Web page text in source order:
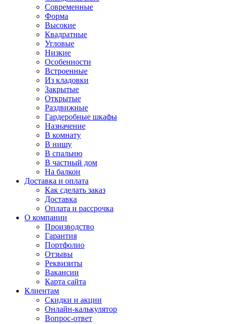
Современные
Форма
Высокие
Квадратные
Угловые
Низкие
Особенности
Встроенные
Из кладовки
Закрытые
Открытые
Раздвижные
Гардеробные шкафы
Назначение
В комнату
В нишу
В спальню
В частный дом
На балкон
Доставка и оплата
Как сделать заказ
Доставка
Оплата и рассрочка
О компании
Производство
Гарантия
Портфолио
Отзывы
Реквизиты
Вакансии
Карта сайта
Клиентам
Скидки и акции
Онлайн-калькулятор
Вопрос-ответ